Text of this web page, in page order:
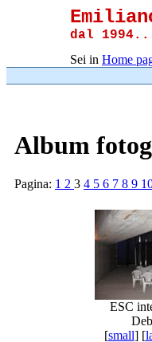
dal
Sei in Home
Album
Pagina: 1 2 3 4 5 6 7 8 9
ESC
[small] [